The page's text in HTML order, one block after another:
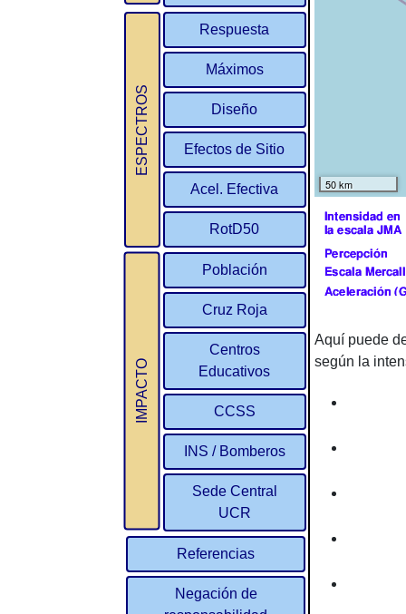
ESPECTROS
Respuesta
Máximos
Diseño
Efectos de Sitio
Acel. Efectiva
RotD50
IMPACTO
Población
Cruz Roja
Centros
Educativos
CCSS
INS / Bomberos
Sede Central
UCR
Referencias
Negación de
Aquí puede
según la